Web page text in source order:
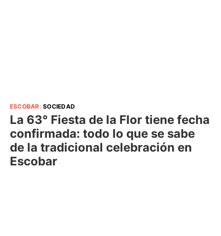
ESCOBAR.SOCIEDAD
La 63° Fiesta de la Flor tiene fecha
confirmada: todo lo que se sabe
de la tradicional celebración en
Escobar